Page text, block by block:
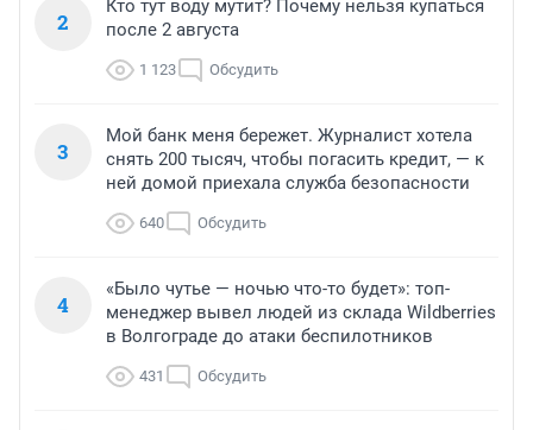
2
Кто тут воду мутит? Почему нельзя купаться
после 2 августа
1 123 Обсудить
3
Мой банк меня бережет. Журналист хотела
снять 200 тысяч, чтобы погасить кредит, — к
ней домой приехала служба безопасности
640 Обсудить
4
«Было чутье — ночью что-то будет»: топ-
менеджер вывел людей из склада Wildberries
в Волгограде до атаки беспилотников
431 Обсудить